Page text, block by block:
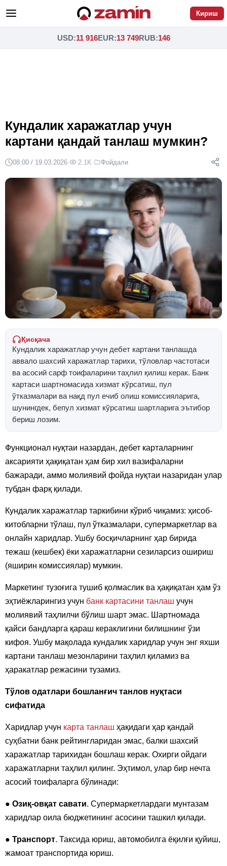
Кириш
USD:11 916EUR:13 749RUB:146
Кундалик харажатлар учун
картани қандай танлаш мумкин?
08:00 / 19.03.2026· 2.1K· Фойдали
Қисқача
Кундалик харажатлар учун дебет картани танлашда
аввало шахсий харажатлар тарихи, тўловлар частотаси
ва асосий сарф тоифаларини таҳлил қилиш керак. Банк
картаси шартномасида хизмат кўрсатиш, пул
ўтказмалари ва нақд пул ечиб олиш комиссияларига,
шунингдек, бепул хизмат кўрсатиш шартларига эътибор
бериш лозим.
Функционал нуқтаи назардан, дебет карталарнинг
аксарияти ҳақиқатан ҳам бир хил вазифаларни
бажаради, аммо молиявий фойда нуқтаи назаридан улар
тубдан фарқ қилади.
Кундалик харажатлар таркибини кўриб чиқамиз: ҳисоб-
китобларни тўлаш, пул ўтказмалари, супермаркетлар ва
онлайн харидлар. Ушбу босқичларнинг ҳар бирида
тежаш (кешбек) ёки харажатларни сезиларсиз ошириш
(яширин комиссиялар) мумкин.
Маркетинг тузоғига тушиб қолмаслик ва ҳақиқатан ҳам ўз
эҳтиёжларингиз учун банк картасини танлаш учун
молиявий таҳлилчи бўлиш шарт эмас. Шартномада
қайси бандларга қараш кераклигини билишнинг ўзи
кифоя. Ушбу мақолада кундалик харидлар учун энг яхши
картани танлаш мезонларини таҳлил қиламиз ва
ҳаракатлар режасини тузамиз.
Тўлов одатлари бошланғич танлов нуқтаси
сифатида
Харидлар учун карта танлаш ҳақидаги ҳар қандай
суҳбатни банк рейтингларидан эмас, балки шахсий
харажатлар тарихидан бошлаш керак. Охирги ойдаги
харажатларни таҳлил қилинг. Эҳтимол, улар бир нечта
асосий тоифаларга бўлинади:
● Озиқ-овқат савати. Супермаркетлардаги мунтазам
харидлар оила бюджетининг асосини ташкил қилади.
● Транспорт. Таксида юриш, автомобилга ёқилғи қуйиш,
жамоат транспортида юриш.